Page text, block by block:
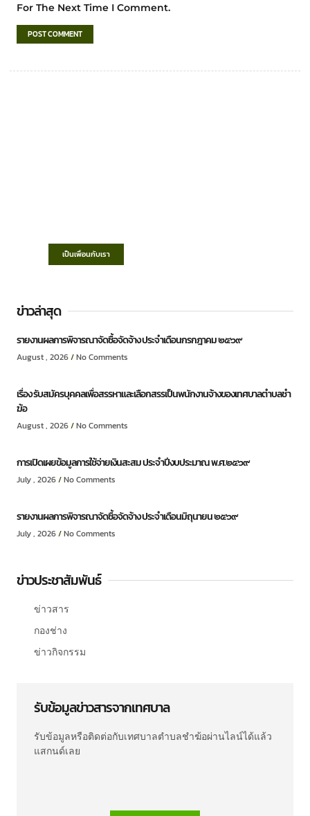
For The Next Time I Comment.
เป็นเพื่อนกับเรา
ข่าวล่าสุด
รายงานผลการพิจารณาจัดซื้อจัดจ้าง ประจำเดือนกรกฎาคม ๒๕๖๙
August , 2026 No Comments
เรื่อง รับสมัครบุคคลเพื่อสรรหาและเลือกสรรเป็นพนักงานจ้างของเทศบาลตำบลชำ
ฆ้อ
August , 2026 No Comments
การเปิดเผยข้อมูลการใช้จ่ายเงินสะสม ประจำปีงบประมาณ พ.ศ.๒๕๖๙
July , 2026 No Comments
รายงานผลการพิจารณาจัดซื้อจัดจ้าง ประจำเดือนมิถุนายน ๒๕๖๙
July , 2026 No Comments
ข่าวประชาสัมพันธ์
ข่าวสาร
กองช่าง
ข่าวกิจกรรม
รับข้อมูลข่าวสารจากเทศบาล
รับข้อมูลหรือติดต่อกับเทศบาลตำบลชำฆ้อผ่านไลน์ได้แล้ว
แสกนด์เลย